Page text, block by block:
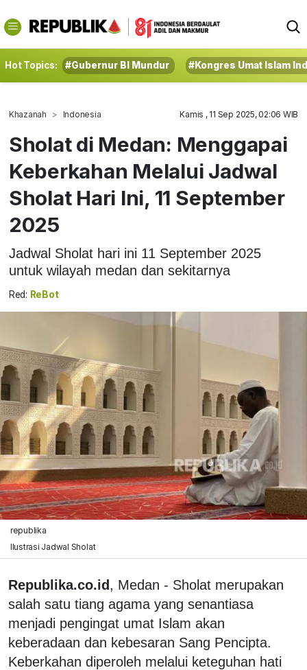
Hot Topics: #Gubernur BI Mundur #Kongres Umat Islam
Khazanah Indonesia Kamis , 11 Sep 2025, 02:06 WIB
Sholat di Medan: Menggapai
Keberkahan Melalui Jadwal
Sholat Hari Ini, 11 September
2025
Jadwal Sholat hari ini 11 September 2025
untuk wilayah medan dan sekitarnya
Red: ReBot
republika
Ilustrasi Jadwal Sholat
Republika.co.id , Medan - Sholat merupakan
salah satu tiang agama yang senantiasa
menjadi pengingat umat Islam akan
keberadaan dan kebesaran Sang Pencipta.
Keberkahan diperoleh melalui keteguhan hati